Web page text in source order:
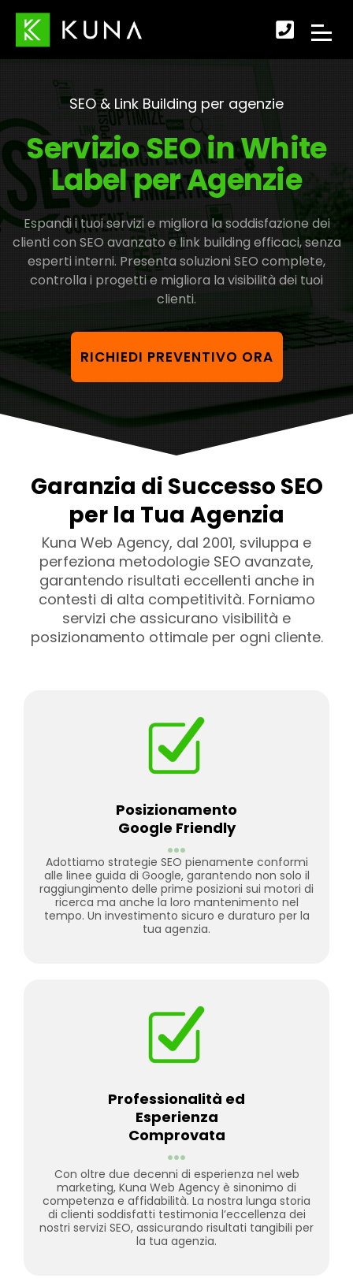
come
per
APRI
DI
SEO & Link Building per agenzie
Servizio SEO in White
Label per Agenzie
Espandi i tuoi servizi e migliora la soddisfazione dei
clienti con SEO avanzato e link building efficaci, senza
esperti interni. Presenta soluzioni SEO complete,
controlla i progetti e migliora la visibilità dei tuoi
clienti.
RICHIEDI PREVENTIVO ORA
Garanzia di Successo SEO
per la Tua Agenzia
Kuna Web Agency, dal 2001, sviluppa e
perfeziona metodologie SEO avanzate,
garantendo risultati eccellenti anche in
contesti di alta competitività. Forniamo
servizi che assicurano visibilità e
posizionamento ottimale per ogni cliente.
Posizionamento
Google Friendly
...
Adottiamo strategie SEO pienamente conformi
alle linee guida di Google, garantendo non solo il
raggiungimento delle prime posizioni sui motori di
ricerca ma anche la loro mantenimento nel
tempo. Un investimento sicuro e duraturo per la
tua agenzia.
Professionalità ed
Esperienza
Comprovata
...
Con oltre due decenni di esperienza nel web
marketing, Kuna Web Agency è sinonimo di
competenza e affidabilità. La nostra lunga storia
di clienti soddisfatti testimonia l’eccellenza dei
nostri servizi SEO, assicurando risultati tangibili per
la tua agenzia.